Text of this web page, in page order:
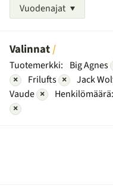
Vuodenajat
Valinnat
Tuotemerkki: Big Agnes
×
Frilufts × Jack
Vaude × Henkilömäärä:
×